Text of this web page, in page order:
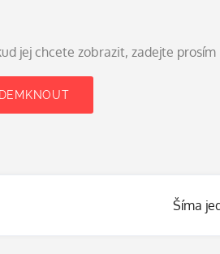
jej chcete zobrazit, zadejte prosím
Šíma